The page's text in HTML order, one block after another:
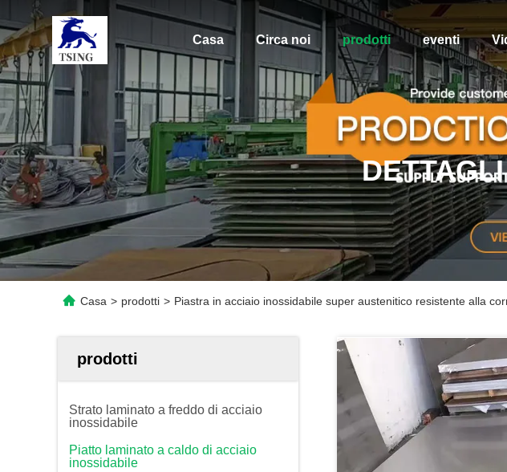
Casa Circa noi prodotti eventi
Casa > prodotti > Piastra in acciaio inossidabile super austenitico resistente alla
prodotti
Strato laminato a freddo di acciaio
inossidabile
Piatto laminato a caldo di acciaio
inossidabile